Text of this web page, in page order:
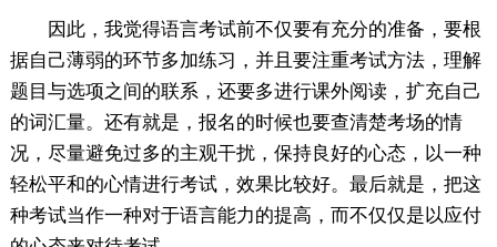
因此，我觉得语言考试前不仅要有充分的准备，要根
据自己薄弱的环节多加练习，并且要注重考试方法，理解
题目与选项之间的联系，还要多进行课外阅读，扩充自己
的词汇量。还有就是，报名的时候也要查清楚考场的情
况，尽量避免过多的主观干扰，保持良好的心态，以一种
轻松平和的心情进行考试，效果比较好。最后就是，把这
种考试当作一种对于语言能力的提高，而不仅仅是以应付